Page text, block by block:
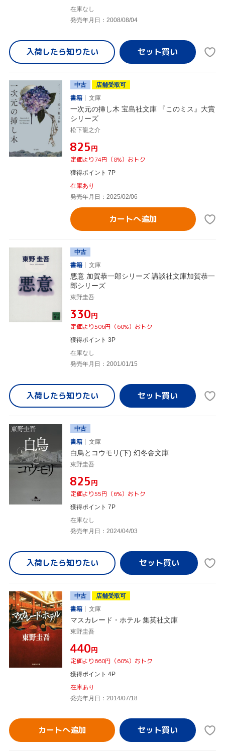
在庫なし
発売年月日：2008/08/04
入荷したら知りたい
中古
店舗受取可
書籍
文庫
一次元の挿し木 宝島社文庫 『このミス』大賞
シリーズ
松下龍之介
¥825円
定価より74円（8%）おトク
獲得ポイント 7P
在庫あり
発売年月日：2025/02/06
カートへ追加
中古
書籍
文庫
悪意 加賀恭一郎シリーズ 講談社文庫加賀恭一
郎シリーズ
東野圭吾
¥330円
定価より506円（60%）おトク
獲得ポイント 3P
在庫なし
発売年月日：2001/01/15
入荷したら知りたい
中古
書籍
文庫
白鳥とコウモリ(下) 幻冬舎文庫
東野圭吾
¥825円
定価より55円（6%）おトク
獲得ポイント 7P
在庫なし
発売年月日：2024/04/03
入荷したら知りたい
中古
店舗受取可
書籍
文庫
マスカレード・ホテル 集英社文庫
東野圭吾
¥440円
定価より660円（60%）おトク
獲得ポイント 4P
在庫あり
発売年月日：2014/07/18
カートへ追加